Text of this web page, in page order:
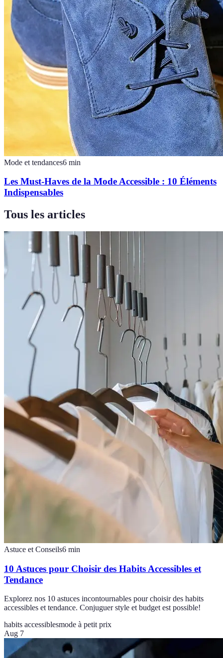
Mode et tendances6 min
Les Must-Haves de la Mode Accessible : 10 Éléments
Indispensables
Tous les articles
Astuce et Conseils6 min
10 Astuces pour Choisir des Habits Accessibles et
Tendance
Explorez nos 10 astuces incontournables pour choisir des habits
accessibles et tendance. Conjuguer style et budget est possible!
habits accessiblesmode à petit prix
Aug 7